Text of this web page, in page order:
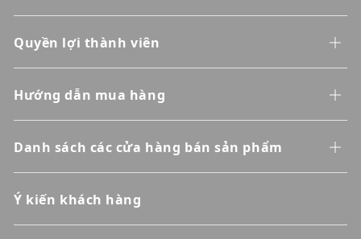
Quyền lợi thành viên
Hướng dẫn mua hàng
Danh sách các cửa hàng bán sản phẩm
Ý kiến khách hàng